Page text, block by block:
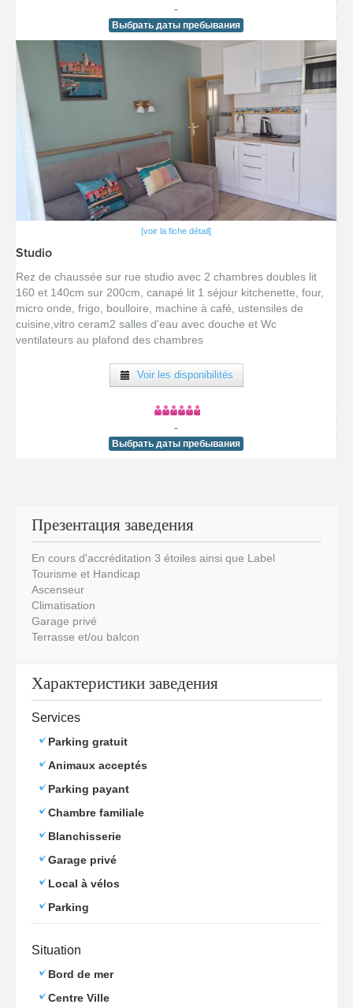
-
Выбрать даты пребывания
[voir la fiche détail]
Studio
Rez de chaussée sur rue studio avec 2 chambres doubles lit
160 et 140cm sur 200cm, canapé lit 1 séjour kitchenette, four,
micro onde, frigo, boulloire, machine à café, ustensiles de
cuisine,vitro ceram2 salles d'eau avec douche et Wc
ventilateurs au plafond des chambres
Voir les disponibilités
-
Выбрать даты пребывания
Презентация заведения
En cours d'accréditation 3 étoiles ainsi que Label
Tourisme et Handicap
Ascenseur
Climatisation
Garage privé
Terrasse et/ou balcon
Характеристики заведения
Services
Parking gratuit
Animaux acceptés
Parking payant
Chambre familiale
Blanchisserie
Garage privé
Local à vélos
Parking
Situation
Bord de mer
Centre Ville